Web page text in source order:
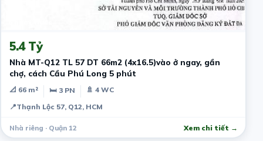
5.4 Tỷ
Nhà MT-Q12 TL 57 DT 66m2 (4x16.5)vào ở ngay, gần
chợ, cách Cầu Phú Long 5 phút
📐 66 m² 🛏 3 PN
🚿 4 WC
📍Thạnh Lộc 57, Q12, HCM
Nhà riêng · Quận 12 Xem chi tiết →